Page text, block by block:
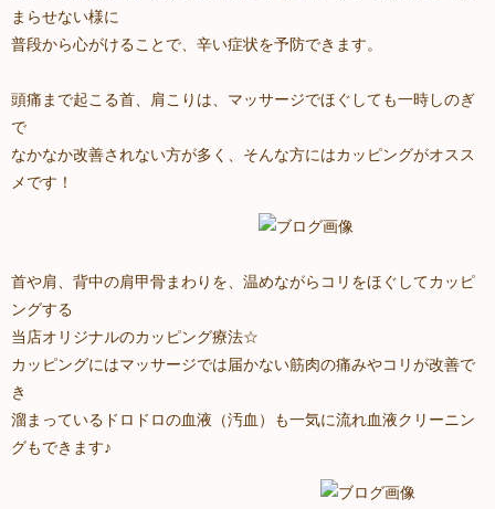
まらせない様に
普段から心がけることで、辛い症状を予防できます。
頭痛まで起こる首、肩こりは、マッサージでほぐしても一時しのぎ
で
なかなか改善されない方が多く、そんな方にはカッピングがオスス
メです！
首や肩、背中の肩甲骨まわりを、温めながらコリをほぐしてカッピ
ングする
当店オリジナルのカッピング療法☆
カッピングにはマッサージでは届かない筋肉の痛みやコリが改善で
き
溜まっているドロドロの血液（汚血）も一気に流れ血液クリーニン
グもできます♪